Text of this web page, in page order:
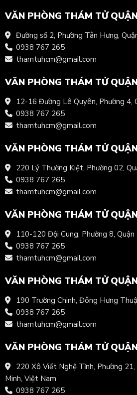
VĂN PHÒNG THÁM TỬ
Đường số 2, Phường Tân Hưng,
0938 767 265
thamtuhcm@gmail.com
VĂN PHÒNG THÁM TỬ
12-16 Đường Lê Quyên, Phường 4,
0938 767 265
thamtuhcm@gmail.com
VĂN PHÒNG THÁM TỬ
220 Lý Thường Kiệt, Phường 02,
0938 767 265
thamtuhcm@gmail.com
VĂN PHÒNG THÁM TỬ
110-120 Đội Cung, Phường 8, Quận
0938 767 265
thamtuhcm@gmail.com
VĂN PHÒNG THÁM TỬ
190 Trường Chinh, Đông Hưng
0938 767 265
thamtuhcm@gmail.com
VĂN PHÒNG THÁM TỬ
220 Xô Viết Nghệ Tĩnh, Phường
Minh, Việt Nam
0938 767 265